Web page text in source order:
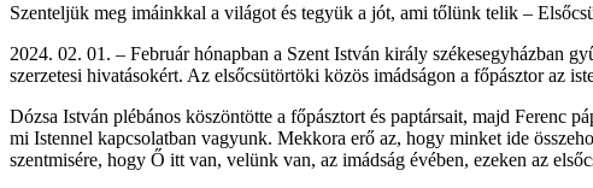
Szenteljük meg imáinkkal a világot és tegyük a jót, ami tőlünk telik –
2024. 02. 01. – Február hónapban a Szent István király székesegyházban
szerzetesi hivatásokért. Az elsőcsütörtöki közös imádságon a főpásztor az
Dózsa István plébános köszöntötte a főpásztort és paptársait, majd Ferenc
mi Istennel kapcsolatban vagyunk. Mekkora erő az, hogy minket ide
szentmisére, hogy Ő itt van, velünk van, az imádság évében, ezeken az